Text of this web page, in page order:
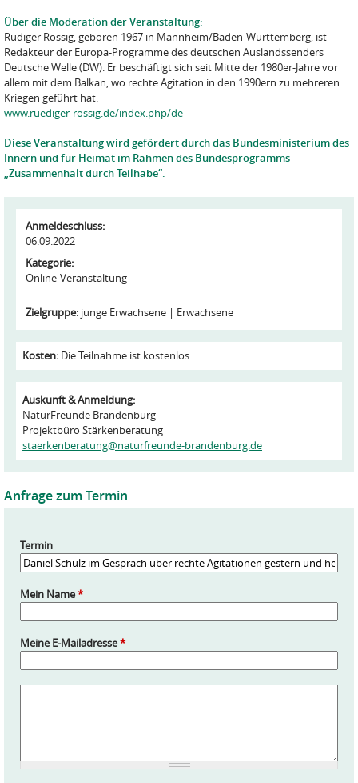
Über die Moderation der Veranstaltung:
Rüdiger Rossig, geboren 1967 in Mannheim/Baden-Württemberg, ist
Redakteur der Europa-Programme des deutschen Auslandssenders
Deutsche Welle (DW). Er beschäftigt sich seit Mitte der 1980er-Jahre vor
allem mit dem Balkan, wo rechte Agitation in den 1990ern zu mehreren
Kriegen geführt hat.
www.ruediger-rossig.de/index.php/de
Diese Veranstaltung wird gefördert durch das Bundesministerium des
Innern und für Heimat im Rahmen des Bundesprogramms
„Zusammenhalt durch Teilhabe“.
Anmeldeschluss:
06.09.2022
Kategorie:
Online-Veranstaltung
Zielgruppe: junge Erwachsene Erwachsene
Kosten: Die Teilnahme ist kostenlos.
Auskunft & Anmeldung:
NaturFreunde Brandenburg
Projektbüro Stärkenberatung
staerkenberatung@naturfreunde-brandenburg.de
Anfrage zum Termin
Termin
Mein Name*
Meine E-Mailadresse*